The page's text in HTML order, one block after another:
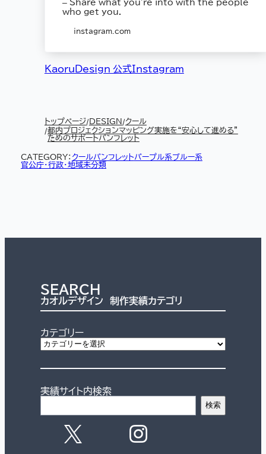
– Share what you're into with the people
who get you.
instagram.com
KaoruDesign 公式Instagram
トップページ DESIGN クール
都内プロジェクションマッピング実施を“安心して進める”
ためのサポートパンフレット
CATEGORY： クールパンフレットパープル系ブルー系
官公庁・行政・地域未分類
SEARCH
カオルデザイン 制作実績カテゴリ
カテゴリー
実績サイト内検索
検索